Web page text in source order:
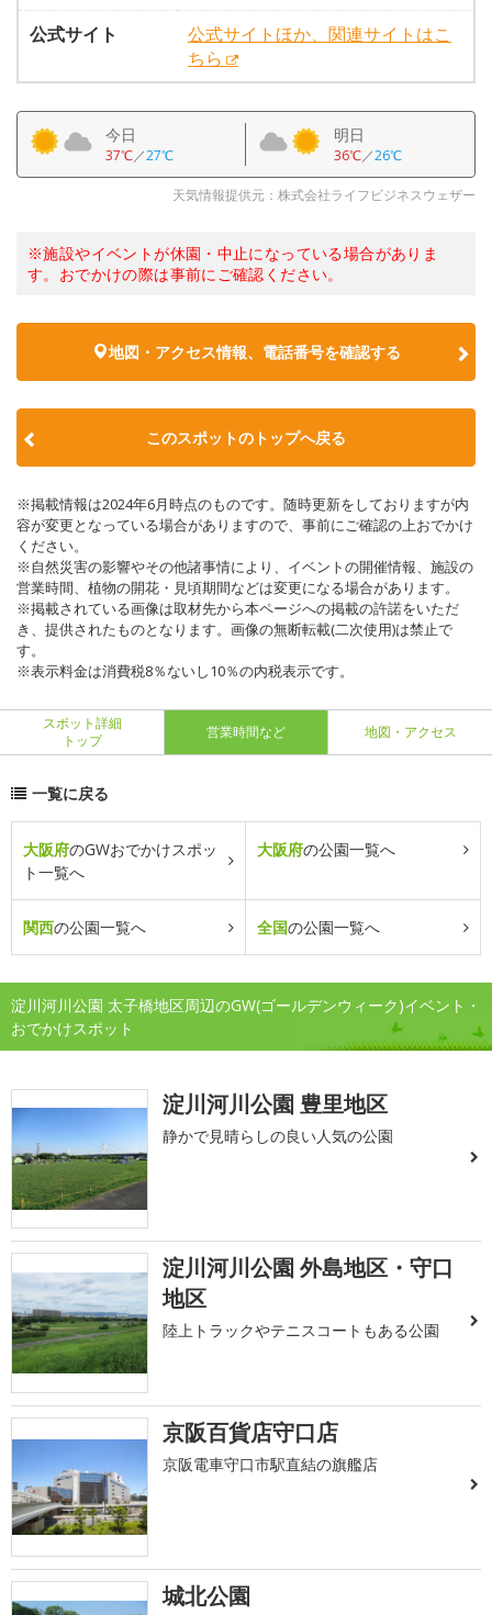
公式サイト
公式サイトほか、関連サイトはこ
ちら
今日
37℃／27℃
明日
36℃／26℃
天気情報提供元：株式会社ライフビジネスウェザー
※施設やイベントが休園・中止になっている場合がありま
す。おでかけの際は事前にご確認ください。
地図・アクセス情報、電話番号を確認する
このスポットのトップへ戻る
※掲載情報は2024年6月時点のものです。随時更新をしておりますが内
容が変更となっている場合がありますので、事前にご確認の上おでかけ
ください。
※自然災害の影響やその他諸事情により、イベントの開催情報、施設の
営業時間、植物の開花・見頃期間などは変更になる場合があります。
※掲載されている画像は取材先から本ページへの掲載の許諾をいただ
き、提供されたものとなります。画像の無断転載(二次使用)は禁止で
す。
※表示料金は消費税8％ないし10％の内税表示です。
スポット詳細
トップ
営業時間など 地図・アクセス
一覧に戻る
大阪府のGWおでかけスポッ
ト一覧へ
大阪府の公園一覧へ
関西の公園一覧へ 全国の公園一覧へ
淀川河川公園 太子橋地区周辺のGW(ゴールデンウィーク)イベント・
おでかけスポット
淀川河川公園 豊里地区
静かで見晴らしの良い人気の公園
淀川河川公園 外島地区・守口
地区
陸上トラックやテニスコートもある公園
京阪百貨店守口店
京阪電車守口市駅直結の旗艦店
城北公園